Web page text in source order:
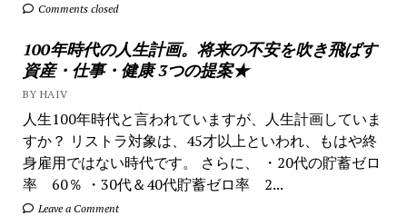
Comments closed
100年時代の人生計画。将来の不安を吹き飛ばす
資産・仕事・健康 3つの提案★
BY HAIV
人生100年時代と言われていますが、人生計画していま
すか？ リストラ対象は、45才以上といわれ、もはや終
身雇用ではない時代です。 さらに、 ・20代の貯蓄ゼロ
率 60％ ・30代＆40代貯蓄ゼロ率 2...
Leave a Comment